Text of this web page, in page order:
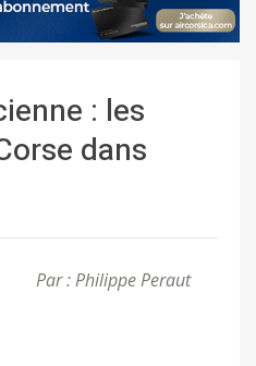
: les
dans
Par : Philippe Peraut